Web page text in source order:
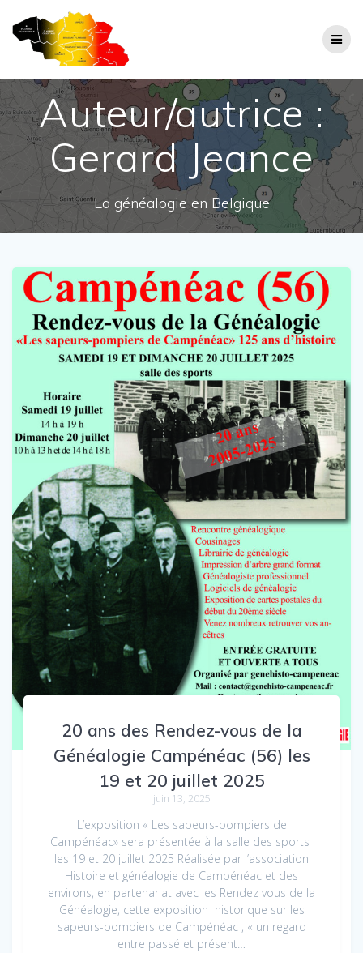
Auteur/autrice :
Gerard Jeance
La généalogie en Belgique
20 ans des Rendez-vous de la
Généalogie Campénéac (56) les
19 et 20 juillet 2025
juin 13, 2025
L’exposition « Les sapeurs-pompiers de
Campénéac» sera présentée à la salle des sports
les 19 et 20 juillet 2025 Réalisée par l’association
Histoire et généalogie de Campénéac et des
environs, en partenariat avec les Rendez vous de la
Généalogie, cette exposition historique sur les
sapeurs-pompiers de Campénéac , « un regard
entre passé et présent…